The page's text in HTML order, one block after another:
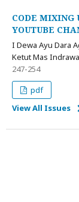
CODE MIXING
YOUTUBE
I Dewa Ayu Dara
Ketut Mas
247-254
pdf
View All Issues